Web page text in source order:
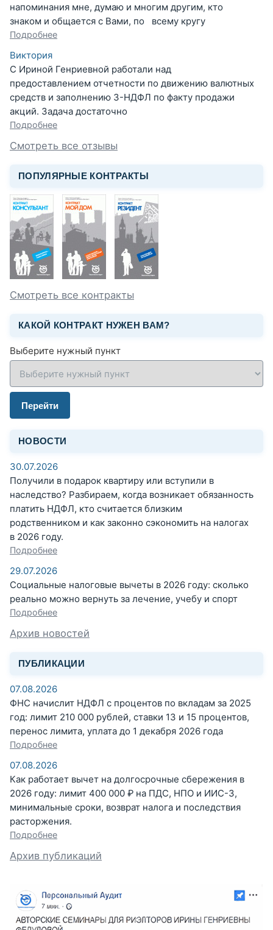
напоминания мне, думаю и многим другим, кто
знаком и общается с Вами, по всему кругу
Подробнее
Виктория
С Ириной Генриевной работали над
предоставлением отчетности по движению валютных
средств и заполнению 3-НДФЛ по факту продажи
акций. Задача достаточно
Подробнее
Смотреть все отзывы
ПОПУЛЯРНЫЕ КОНТРАКТЫ
Смотреть все контракты
КАКОЙ КОНТРАКТ НУЖЕН ВАМ?
Выберите нужный пункт
Перейти
НОВОСТИ
30.07.2026
Получили в подарок квартиру или вступили в
наследство? Разбираем, когда возникает обязанность
платить НДФЛ, кто считается близким
родственником и как законно сэкономить на налогах
в 2026 году.
Подробнее
29.07.2026
Социальные налоговые вычеты в 2026 году: сколько
реально можно вернуть за лечение, учебу и спорт
Подробнее
Архив новостей
ПУБЛИКАЦИИ
07.08.2026
ФНС начислит НДФЛ с процентов по вкладам за 2025
год: лимит 210 000 рублей, ставки 13 и 15 процентов,
перенос лимита, уплата до 1 декабря 2026 года
Подробнее
07.08.2026
Как работает вычет на долгосрочные сбережения в
2026 году: лимит 400 000 ₽ на ПДС, НПО и ИИС-3,
минимальные сроки, возврат налога и последствия
расторжения.
Подробнее
Архив публикаций